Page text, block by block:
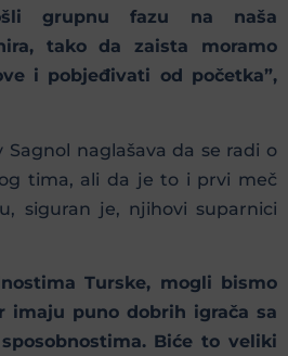
grupnu fazu na naša
tako da zaista moramo
i pobjeđivati ​​od početka”,
Sagnol naglašava da se radi o
tima, ali da je to i prvi meč
siguran je, njihovi suparnici
Turske, mogli bismo
imaju puno dobrih igrača sa
Biće to veliki